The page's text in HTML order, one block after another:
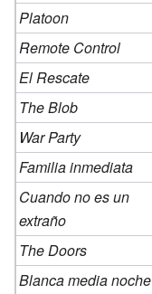
Platoon
Remote Control
El Rescate
The Blob
War Party
Familia inmediata
Cuando no es un
extraño
The Doors
Blanca media noche